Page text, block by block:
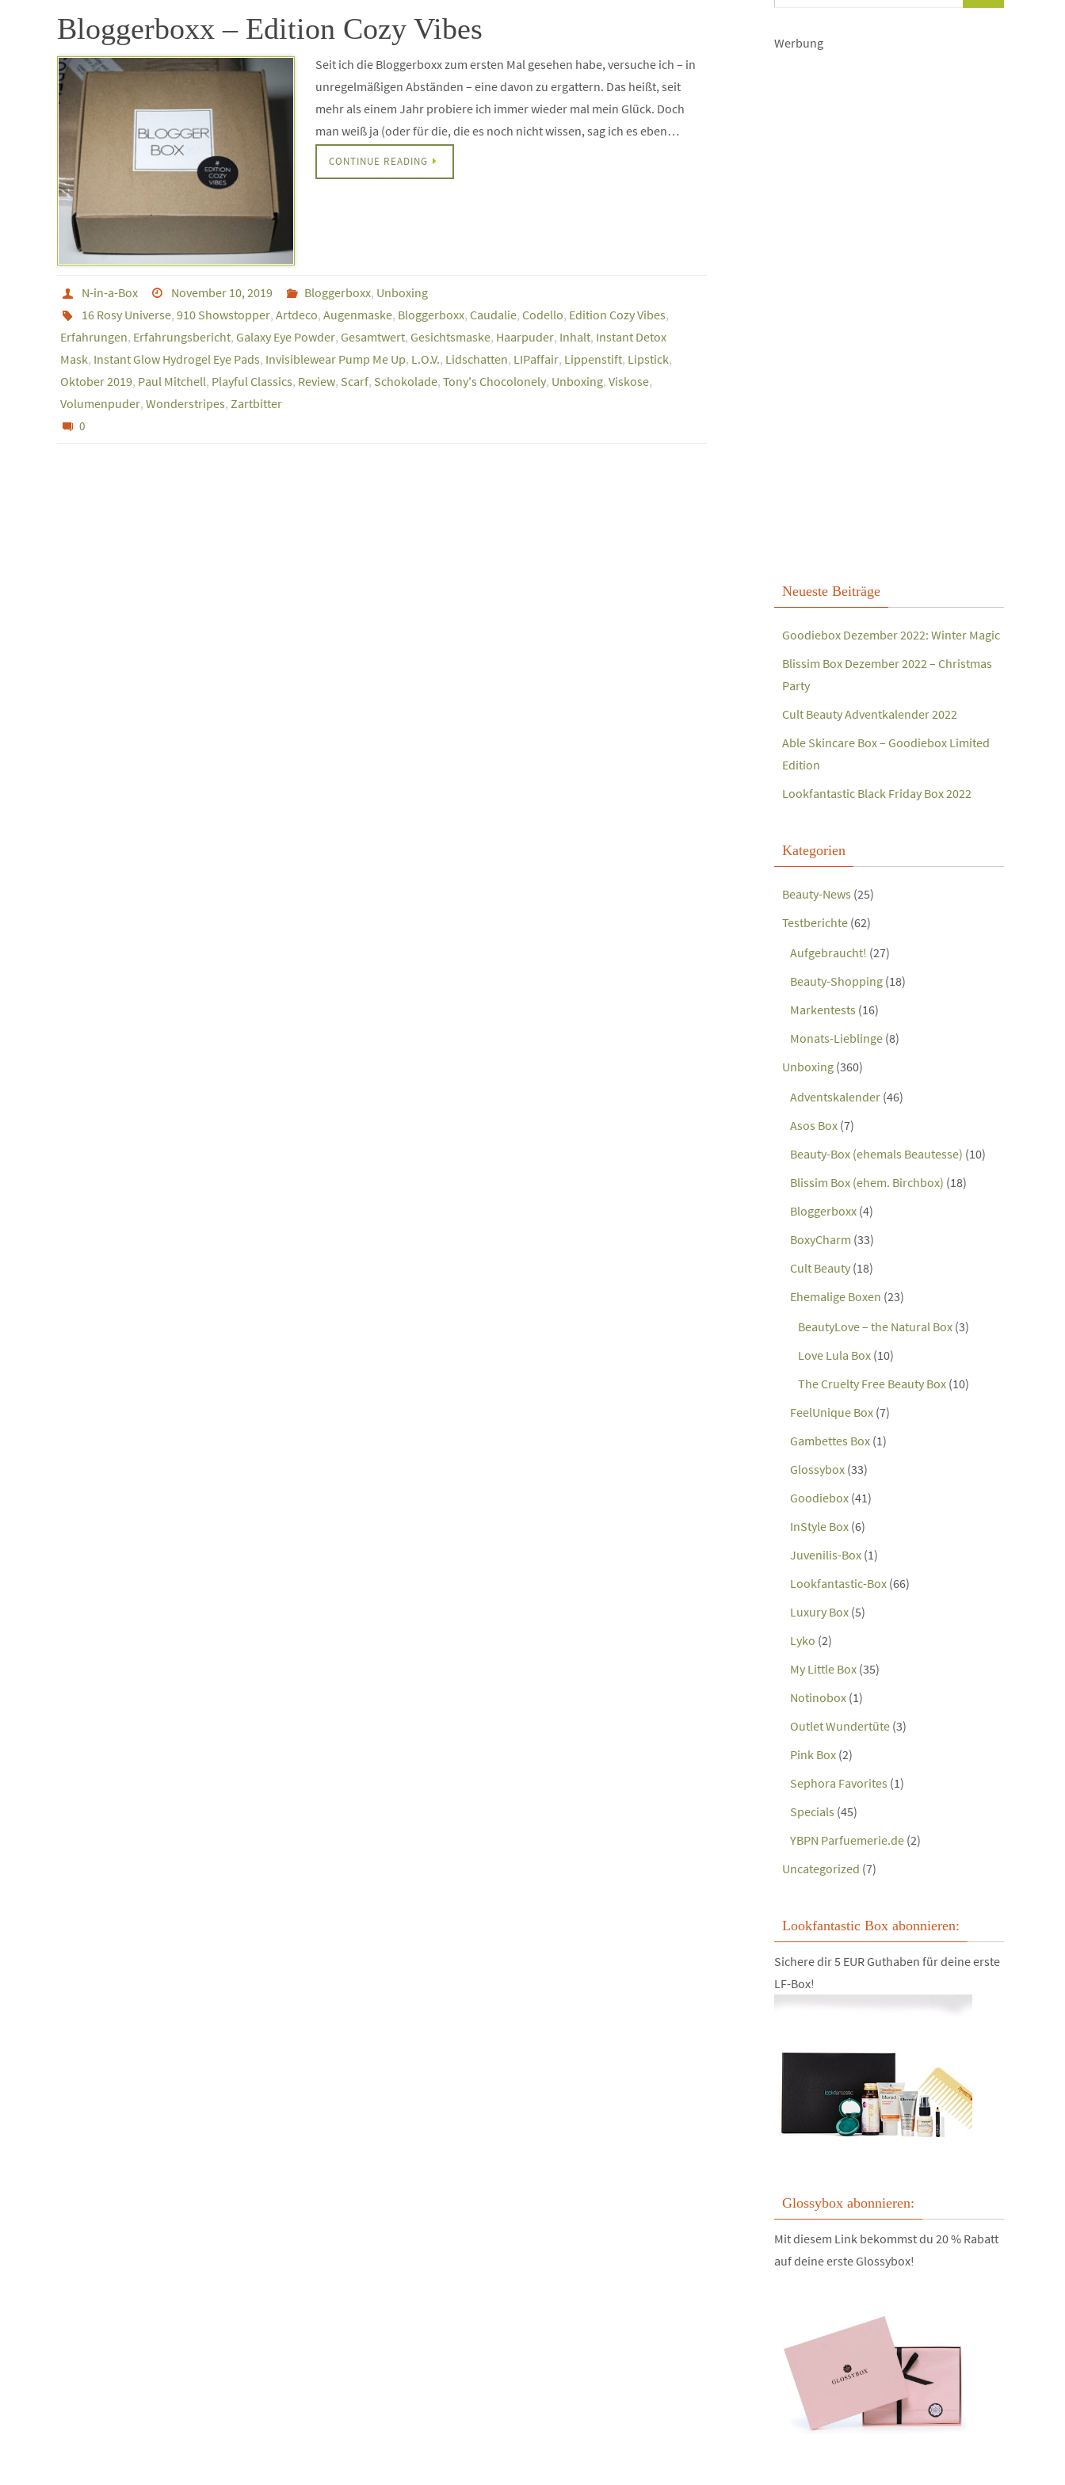
Bloggerboxx – Edition Cozy Vibes
Seit ich die Bloggerboxx zum ersten Mal gesehen habe, versuche ich – in
unregelmäßigen Abständen – eine davon zu ergattern. Das heißt, seit
mehr als einem Jahr probiere ich immer wieder mal mein Glück. Doch
man weiß ja (oder für die, die es noch nicht wissen, sag ich es eben…
CONTINUE READING
N-in-a-Box November 10, 2019 Bloggerboxx, Unboxing
16 Rosy Universe, 910 Showstopper, Artdeco, Augenmaske, Bloggerboxx, Caudalie, Codello, Edition Cozy Vibes,
Erfahrungen, Erfahrungsbericht, Galaxy Eye Powder, Gesamtwert, Gesichtsmaske, Haarpuder, Inhalt, Instant Detox
Mask, Instant Glow Hydrogel Eye Pads, Invisiblewear Pump Me Up, L.O.V., Lidschatten, LIPaffair, Lippenstift, Lipstick,
Oktober 2019, Paul Mitchell, Playful Classics, Review, Scarf, Schokolade, Tony's Chocolonely, Unboxing, Viskose,
Volumenpuder, Wonderstripes, Zartbitter
0
Werbung
Neueste Beiträge
Goodiebox Dezember 2022: Winter Magic
Blissim Box Dezember 2022 – Christmas
Party
Cult Beauty Adventkalender 2022
Able Skincare Box – Goodiebox Limited
Edition
Lookfantastic Black Friday Box 2022
Kategorien
Beauty-News (25)
Testberichte (62)
Aufgebraucht! (27)
Beauty-Shopping (18)
Markentests (16)
Monats-Lieblinge (8)
Unboxing (360)
Adventskalender (46)
Asos Box (7)
Beauty-Box (ehemals Beautesse) (10)
Blissim Box (ehem. Birchbox) (18)
Bloggerboxx (4)
BoxyCharm (33)
Cult Beauty (18)
Ehemalige Boxen (23)
BeautyLove – the Natural Box (3)
Love Lula Box (10)
The Cruelty Free Beauty Box (10)
FeelUnique Box (7)
Gambettes Box (1)
Glossybox (33)
Goodiebox (41)
InStyle Box (6)
Juvenilis-Box (1)
Lookfantastic-Box (66)
Luxury Box (5)
Lyko (2)
My Little Box (35)
Notinobox (1)
Outlet Wundertüte (3)
Pink Box (2)
Sephora Favorites (1)
Specials (45)
YBPN Parfuemerie.de (2)
Uncategorized (7)
Lookfantastic Box abonnieren:
Sichere dir 5 EUR Guthaben für deine erste
LF-Box!
Glossybox abonnieren:
Mit diesem Link bekommst du 20 % Rabatt
auf deine erste Glossybox!